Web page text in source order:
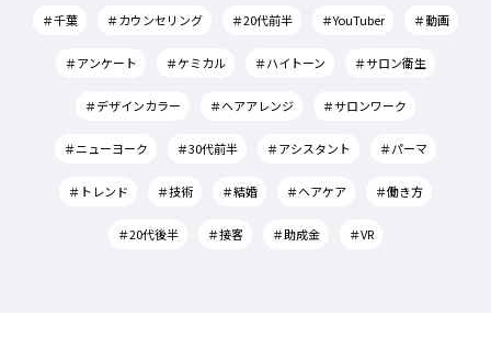
＃千葉 ＃カウンセリング ＃20代前半 ＃YouTuber ＃動画
＃アンケート ＃ケミカル ＃ハイトーン ＃サロン衛生
＃デザインカラー ＃ヘアアレンジ ＃サロンワーク
＃ニューヨーク ＃30代前半 ＃アシスタント ＃パーマ
＃トレンド ＃技術 ＃結婚 ＃ヘアケア ＃働き方
＃20代後半 ＃接客 ＃助成金 ＃VR